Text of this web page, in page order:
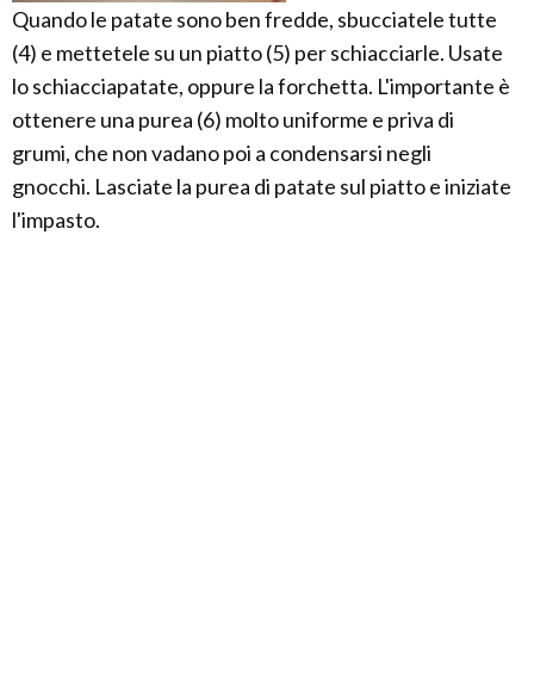
Quando le patate sono ben fredde, sbucciatele tutte
(4) e mettetele su un piatto (5) per schiacciarle. Usate
lo schiacciapatate, oppure la forchetta. L'importante è
ottenere una purea (6) molto uniforme e priva di
grumi, che non vadano poi a condensarsi negli
gnocchi. Lasciate la purea di patate sul piatto e iniziate
l'impasto.